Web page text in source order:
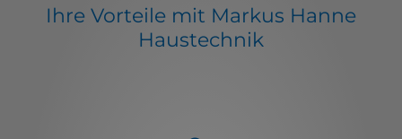
Ihre Vorteile mit Markus Hanne
Haustechnik